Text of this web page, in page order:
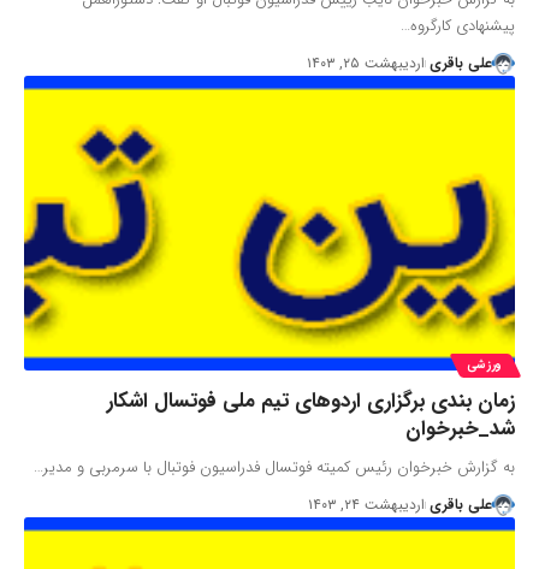
پیشنهادی کارگروه…
علی باقری اردیبهشت ۲۵, ۱۴۰۳
ورزشی
زمان بندی برگزاری اردوهای تیم ملی فوتسال اشکار
شد_خبرخوان
به گزارش خبرخوان رئیس کمیته فوتسال فدراسیون فوتبال با سرمربی و مدیر…
علی باقری اردیبهشت ۲۴, ۱۴۰۳